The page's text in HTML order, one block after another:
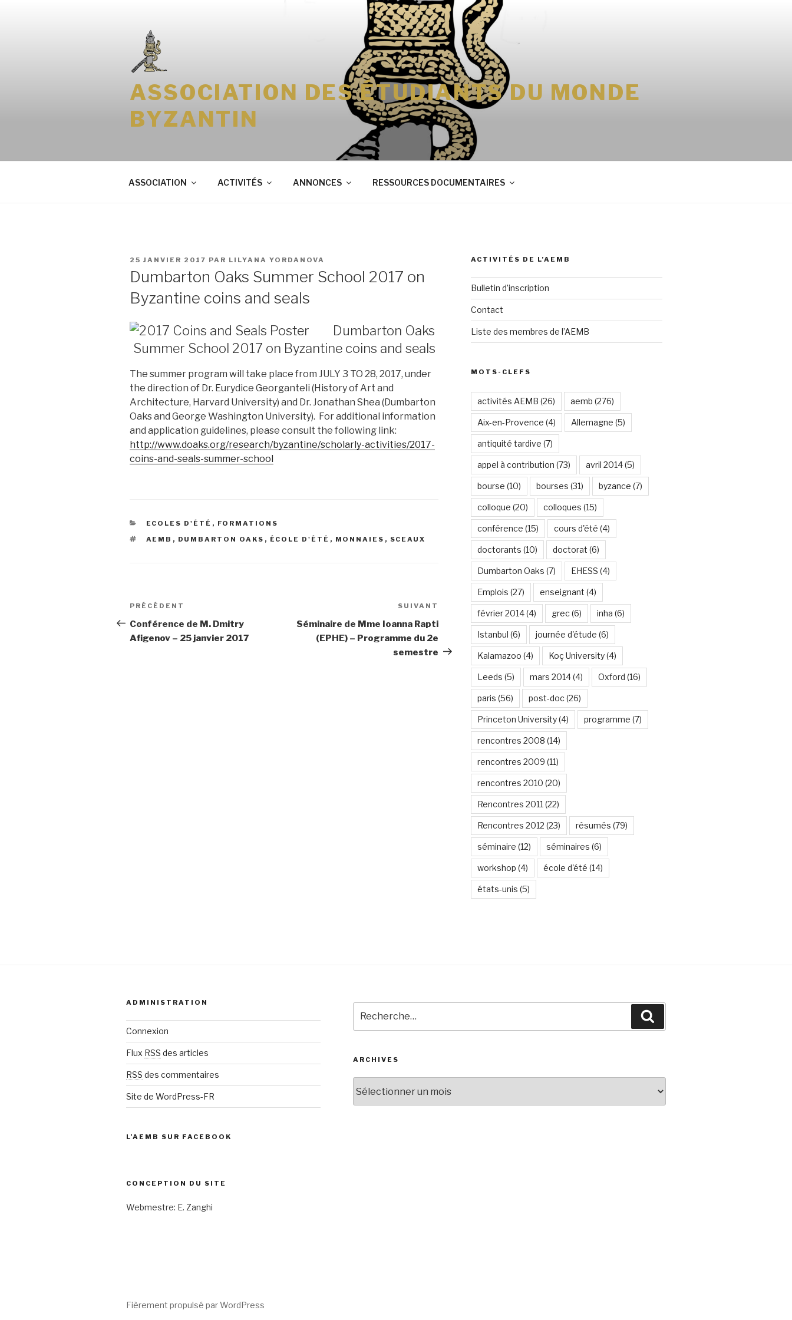
ASSOCIATION DES ÉTUDIANTS DU MONDE
BYZANTIN
ASSOCIATION ACTIVITÉS ANNONCES RESSOURCES DOCUMENTAIRES
PUBLIÉ
LE
25 JANVIER 2017 PAR LILYANA YORDANOVA
Dumbarton Oaks Summer School 2017 on
Byzantine coins and seals
Dumbarton Oaks
Summer School 2017 on Byzantine coins and seals
The summer program will take place from JULY 3 TO 28, 2017, under
the direction of Dr. Eurydice Georganteli (History of Art and
Architecture, Harvard University) and Dr. Jonathan Shea (Dumbarton
Oaks and George Washington University). For additional information
and application guidelines, please consult the following link:
http://www.doaks.org/research/byzantine/scholarly-activities/2017-
coins-and-seals-summer-school
CATÉGORIES
ECOLES D'ÉTÉ , FORMATIONS
ÉTIQUETTES
AEMB , DUMBARTON OAKS , ÉCOLE D'ÉTÉ , MONNAIES , SCEAUX
Navigation
de
l’article
Article
précédent
PRÉCÉDENT
Conférence de M. Dmitry
Afigenov – 25 janvier 2017
Article
suivant
SUIVANT
Séminaire de Mme Ioanna Rapti
(EPHE) – Programme du 2e
semestre
ACTIVITÉS DE L’AEMB
Bulletin d’inscription
Contact
Liste des membres de l’AEMB
MOTS-CLEFS
activités AEMB (26) aemb (276)
Aix-en-Provence (4) Allemagne (5)
antiquité tardive (7)
appel à contribution (73) avril 2014(5)
bourse (10) bourses (31) byzance (7)
colloque (20) colloques (15)
conférence (15) cours d'été (4)
doctorants (10) doctorat (6)
Dumbarton Oaks (7) EHESS (4)
Emplois (27) enseignant (4)
février 2014(4) grec (6) inha (6)
Istanbul (6) journée d'étude (6)
Kalamazoo (4) Koç University(4)
Leeds (5) mars 2014(4) Oxford (16)
paris (56) post-doc (26)
Princeton University(4) programme (7)
rencontres 2008 (14)
rencontres 2009 (11)
rencontres 2010 (20)
Rencontres 2011 (22)
Rencontres 2012 (23) résumés (79)
séminaire (12) séminaires (6)
workshop (4) école d'été (14)
états-unis (5)
ADMINISTRATION
Connexion
Flux RSS des articles
RSS des commentaires
Site de WordPress-FR
L’AEMB SUR FACEBOOK
CONCEPTION DU SITE
Webmestre: E. Zanghi
pour
ARCHIVES
Fièrement propulsé par WordPress